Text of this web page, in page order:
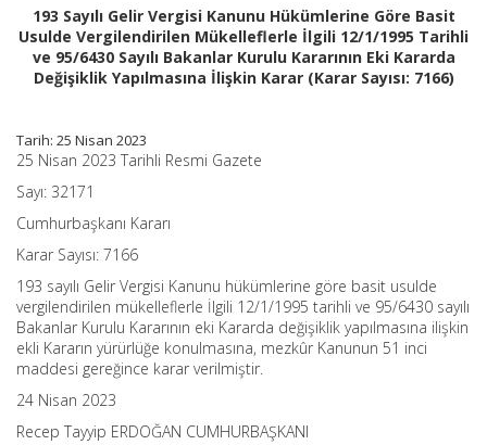
Kurulu
Kararının
Eki
Kararda
Değişiklik
Karar
(Karar
için
193 Sayılı Gelir Vergisi Kanunu Hükümlerine Göre Basit
Usulde Vergilendirilen Mükelleflerle İlgili 12/1/1995 Tarihli
ve 95/6430 Sayılı Bakanlar Kurulu Kararının Eki Kararda
Değişiklik Yapılmasına İlişkin Karar (Karar Sayısı: 7166)
Tarih: 25 Nisan 2023
25 Nisan 2023 Tarihli Resmi Gazete
Sayı: 32171
Cumhurbaşkanı Kararı
Karar Sayısı: 7166
193 sayılı Gelir Vergisi Kanunu hükümlerine göre basit usulde
vergilendirilen mükelleflerle İlgili 12/1/1995 tarihli ve 95/6430 sayılı
Bakanlar Kurulu Kararının eki Kararda değişiklik yapılmasına ilişkin
ekli Kararın yürürlüğe konulmasına, mezkûr Kanunun 51 inci
maddesi gereğince karar verilmiştir.
24 Nisan 2023
Recep Tayyip ERDOĞAN CUMHURBAŞKANI